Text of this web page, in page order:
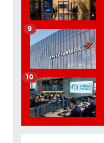
9
10